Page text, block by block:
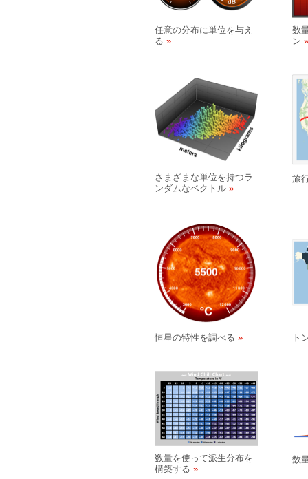
任意の分布に単位を与え
る
数
ン
さまざまな単位を持つラ
ンダムなベクトル
旅
恒星の特性を調べる ト
数量を使って派生分布を
構築する
数